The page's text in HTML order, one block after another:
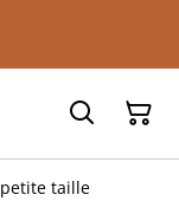
taille